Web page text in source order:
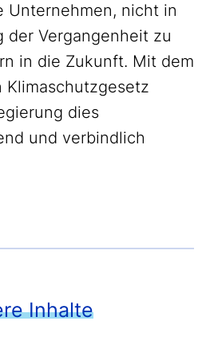
Unternehmen, nicht in
der Vergangenheit zu
in die Zukunft. Mit dem
Klimaschutzgesetz
dies
und verbindlich
Inhalte